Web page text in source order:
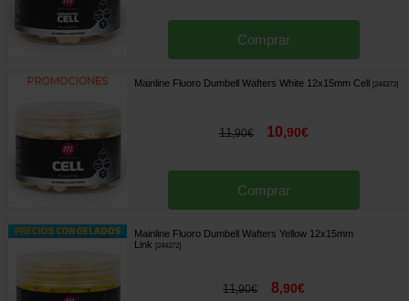
Comprar
Mainline Fluoro Dumbell Wafters White 12x15mm Cell [244373]
11,90€ 10,90€
Comprar
Mainline Fluoro Dumbell Wafters Yellow 12x15mm
Link [244372]
11,90€ 8,90€